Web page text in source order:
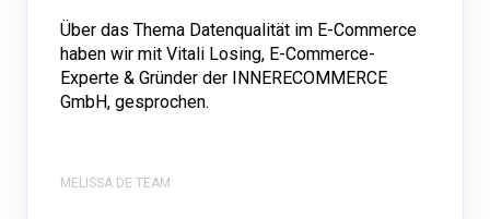
Über das Thema Datenqualität im E-Commerce
haben wir mit Vitali Losing, E-Commerce-
Experte & Gründer der INNERECOMMERCE
GmbH, gesprochen.
MELISSA DE TEAM